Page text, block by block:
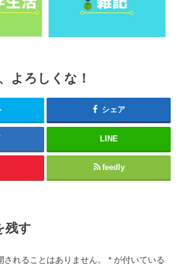
よろしくな！
シェア
LINE
feedly
残す
されることはありません。 * が付いている